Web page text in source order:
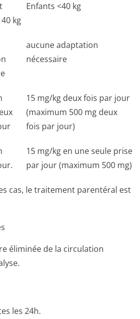
kg
Enfants <40 kg
aucune adaptation
nécessaire
15 mg/kg deux fois par jour
(maximum 500 mg deux
fois par jour)
15 mg/kg en une seule prise
par jour (maximum 500 mg)
cas, le traitement parentéral est
éliminée de la circulation
les 24h.